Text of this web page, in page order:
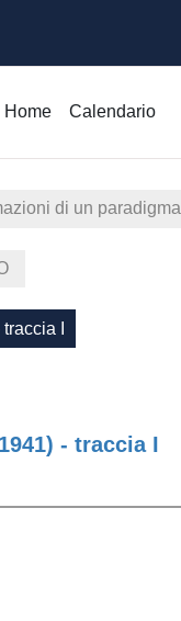
Home Calendario
di un
I
- traccia I